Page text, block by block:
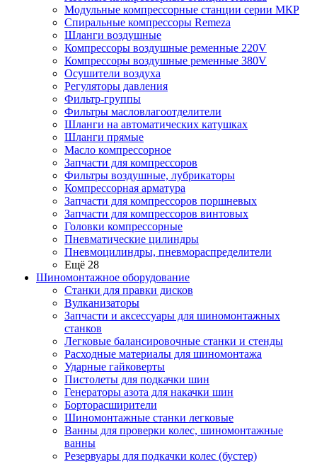
Модульные компрессорные станции серии МКР
Спиральные компрессоры Remeza
Шланги воздушные
Компрессоры воздушные ременные 220V
Компрессоры воздушные ременные 380V
Осушители воздуха
Регуляторы давления
Фильтр-группы
Фильтры масловлагоотделители
Шланги на автоматических катушках
Шланги прямые
Масло компрессорное
Запчасти для компрессоров
Фильтры воздушные, лубрикаторы
Компрессорная арматура
Запчасти для компрессоров поршневых
Запчасти для компрессоров винтовых
Головки компрессорные
Пневматические цилиндры
Пневмоцилиндры, пневмораспределители
Ещё 28
Шиномонтажное оборудование
Станки для правки дисков
Вулканизаторы
Запчасти и аксессуары для шиномонтажных
станков
Легковые балансировочные станки и стенды
Расходные материалы для шиномонтажа
Ударные гайковерты
Пистолеты для подкачки шин
Генераторы азота для накачки шин
Борторасширители
Шиномонтажные станки легковые
Ванны для проверки колес, шиномонтажные
ванны
Резервуары для подкачки колес (бустер)